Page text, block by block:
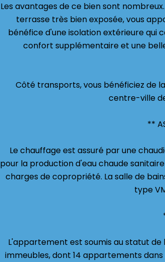
Les avantages de ce bien sont
terrasse très bien exposée, vous
bénéfice d'une isolation extérieure qui
confort supplémentaire et une
Côté transports, vous bénéficiez de
centre-ville
**
Le chauffage est assuré par une
pour la production d'eau chaude
charges de copropriété. La salle de
type
L'appartement est soumis au statut
immeubles, dont 14 appartements